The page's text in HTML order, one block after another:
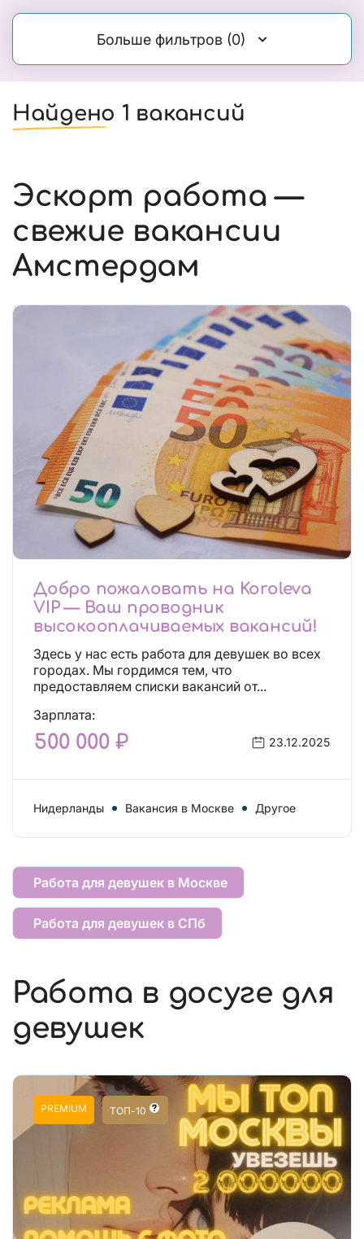
Больше фильтров (0)
Найдено 1 вакансий
Эскорт работа —
свежие вакансии
Амстердам
Добро пожаловать на Koroleva
VIP — Ваш проводник
высокооплачиваемых вакансий!
Здесь у нас есть работа для девушек во всех
городах. Мы гордимся тем, что
предоставляем списки вакансий от...
Зарплата:
500 000 ₽ 23.12.2025
Нидерланды Вакансия в Москве Другое
Работа для девушек в Москве
Работа для девушек в СПб
Работа в досуге для
девушек
PREMIUM ТОП-10